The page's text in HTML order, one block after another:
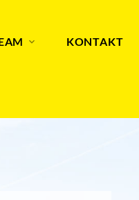
KONTAKT